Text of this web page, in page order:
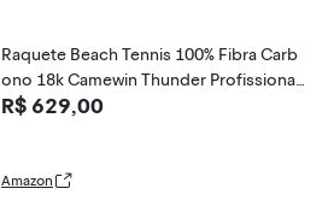
Raquete Beach Tennis 100% Fibra Carb
ono 18k Camewin Thunder Profissional
com Capa Protetora e Overgrip
R$ 629,00
Amazon